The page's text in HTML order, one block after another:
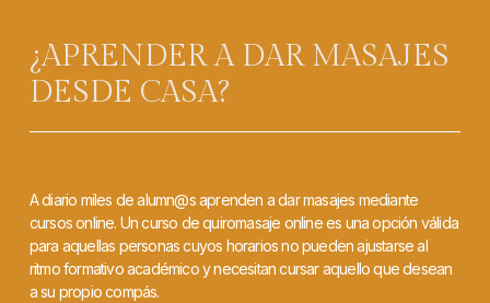
¿APRENDER A DAR MASAJES
DESDE CASA?
A diario miles de alumn@s aprenden a dar masajes mediante
cursos online. Un curso de quiromasaje online es una opción válida
para aquellas personas cuyos horarios no pueden ajustarse al
ritmo formativo académico y necesitan cursar aquello que desean
a su propio compás.